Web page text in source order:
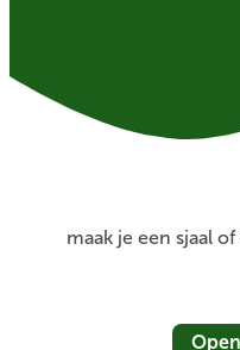
maak je een sjaal